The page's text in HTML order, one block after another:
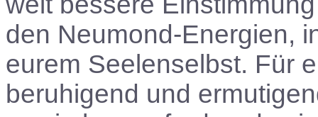
den Neumond-Energien,
eurem Seelenselbst. Für
beruhigend und